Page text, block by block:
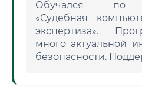
Обучался по
«Судебная
экспертиза».
много актуальной
безопасности.